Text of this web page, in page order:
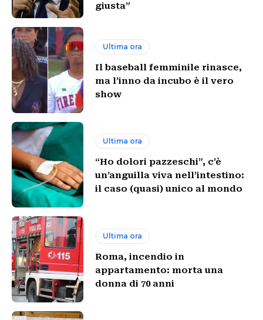
giusta”
Ultima ora
Il baseball femminile rinasce,
ma l’inno da incubo è il vero
show
Ultima ora
“Ho dolori pazzeschi”, c’è
un’anguilla viva nell’intestino:
il caso (quasi) unico al mondo
Ultima ora
Roma, incendio in
appartamento: morta una
donna di 70 anni